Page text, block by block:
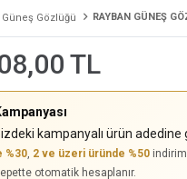
Güneş Gözlüğü RAYBAN GÜNEŞ
TL
kampanyalı ürün adedine
%30, 2 ve üzeri üründe %50
otomatik hesaplanır.